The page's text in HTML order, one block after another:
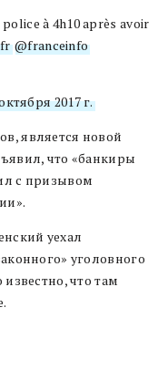
à 4h10 après avoir
@franceinfo
2017 г.
является новой
что «банкиры
с призывом
уехал
уголовного
что там